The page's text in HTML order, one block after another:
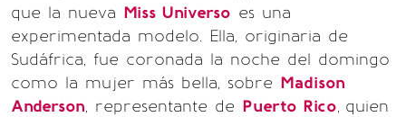
que la nueva Miss Universo es una
experimentada modelo. Ella, originaria de
Sudáfrica, fue coronada la noche del domingo
como la mujer más bella, sobre Madison
Anderson, representante de Puerto Rico, quien